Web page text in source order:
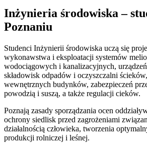
Inżynieria środowiska –
Poznaniu
Studenci Inżynierii środowiska uczą się
wykonawstwa i eksploatacji systemów
wodociągowych i kanalizacyjnych,
składowisk odpadów i oczyszczalni
wewnętrznych budynków, zabezpieczeń
powodzią i suszą, a także regulacji cieków.
Poznają zasady sporządzania ocen
ochrony siedlisk przed zagrożeniami
działalnością człowieka, tworzenia
produkcji rolniczej i leśnej.